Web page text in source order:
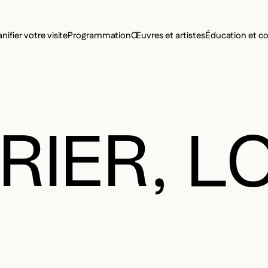
MENU
votre visiteProgrammationŒuvres et artistesÉducation et